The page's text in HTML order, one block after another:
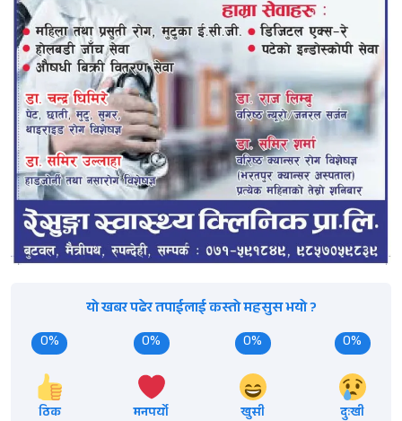
यो खबर पढेर तपाईलाई कस्तो महसुस भयो ?
0%
ठिक
0%
मनपर्यो
0%
खुसी
0%
दुःखी